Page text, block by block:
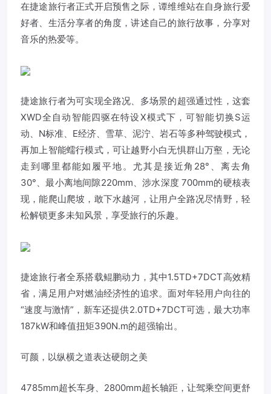
在捷途旅行者正式开启预售之际，谭维维站在自身旅行爱
好者、生活分享者的角度，讲述自己的旅行故事，分享对
音乐的热爱等。
捷途旅行者为可实现全路况、多场景的超强通过性，这套
XWD全自动智能四驱在特设X模式下，可智能切换S运
动、N标准、E经济、雪草、泥泞、岩石等多种驾驶模式，
再加上智能蠕行模式，可让越野小白无惧群山万壑，无论
走到哪里都能如履平地。尤其是接近角28°、离去角
30°、最小离地间隙220mm、涉水深度 700mm的硬核表
现，能爬山爬坡，敢下水越河，让用户全路况尽情野，轻
松解锁更多未知风景，享受旅行的乐趣。
捷途旅行者全系搭载鲲鹏动力，其中1.5TD+7DCT高效精
省，满足用户对燃油经济性的追求。面对年轻用户向往的
“速度与激情”，新车还提供2.0TD+7DCT可选，最大功率
187kW和峰值扭矩390N.m的超强输出。
可颜，以纵横之道表达硬朗之美
4785mm超长车身、2800mm超长轴距，让驾乘空间更舒